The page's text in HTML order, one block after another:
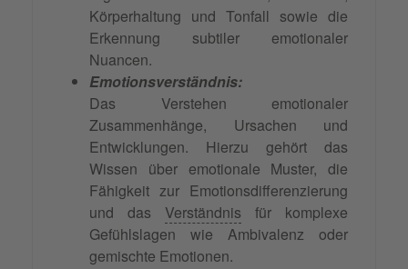
Körperhaltung und Tonfall sowie die
Erkennung subtiler emotionaler
Nuancen.
Emotionsverständnis:
Das Verstehen emotionaler
Zusammenhänge, Ursachen und
Entwicklungen. Hierzu gehört das
Wissen über emotionale Muster, die
Fähigkeit zur Emotionsdifferenzierung
und das Verständnis für komplexe
Gefühlslagen wie Ambivalenz oder
gemischte Emotionen.